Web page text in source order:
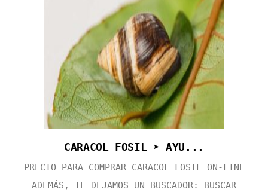
CARACOL FOSIL ➤ AYU...
PRECIO PARA COMPRAR CARACOL FOSIL ON-LINE
ADEMÁS, TE DEJAMOS UN BUSCADOR: BUSCAR